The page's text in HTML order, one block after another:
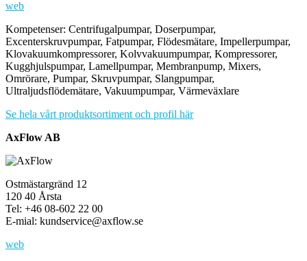
web
Kompetenser: Centrifugalpumpar, Doserpumpar,
Excenterskruvpumpar, Fatpumpar, Flödesmätare, Impellerpumpar,
Klovakuumkompressorer, Kolvvakuumpumpar, Kompressorer,
Kugghjulspumpar, Lamellpumpar, Membranpump, Mixers,
Omrörare, Pumpar, Skruvpumpar, Slangpumpar,
Ultraljudsflödemätare, Vakuumpumpar, Värmeväxlare
Se hela vårt produktsortiment och profil här
AxFlow AB
Ostmästargränd 12
120 40 Årsta
Tel: +46 08-602 22 00
E-mial: kundservice@axflow.se
web